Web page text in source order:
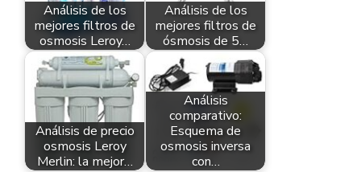
Análisis de los
mejores filtros de
osmosis Leroy…
Análisis de los
mejores filtros de
ósmosis de 5…
Análisis de precio
osmosis Leroy
Merlin: la mejor…
Análisis
comparativo:
Esquema de
osmosis inversa
con…